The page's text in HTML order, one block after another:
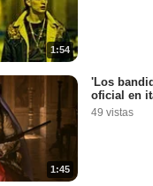
1:54
1:45
'Los
oficial en
49 vistas